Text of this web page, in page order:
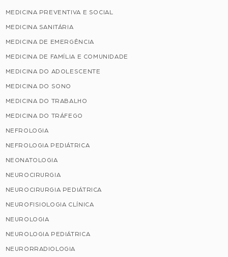
MEDICINA PREVENTIVA E SOCIAL
MEDICINA SANITÁRIA
MEDICINA DE EMERGÊNCIA
MEDICINA DE FAMÍLIA E COMUNIDADE
MEDICINA DO ADOLESCENTE
MEDICINA DO SONO
MEDICINA DO TRABALHO
MEDICINA DO TRÁFEGO
NEFROLOGIA
NEFROLOGIA PEDIÁTRICA
NEONATOLOGIA
NEUROCIRURGIA
NEUROCIRURGIA PEDIÁTRICA
NEUROFISIOLOGIA CLÍNICA
NEUROLOGIA
NEUROLOGIA PEDIÁTRICA
NEURORRADIOLOGIA